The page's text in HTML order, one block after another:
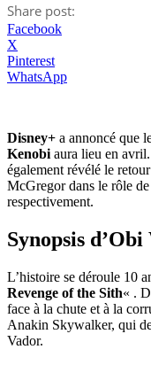
Share post:
Facebook
X
Pinterest
WhatsApp
Disney+ a annoncé que
Kenobi aura lieu en
également révélé le
McGregor dans le rôle
respectivement.
Synopsis
L’histoire se déroule 10
Revenge of the Sith« .
face à la chute et à la
Anakin Skywalker, qui
Vador.